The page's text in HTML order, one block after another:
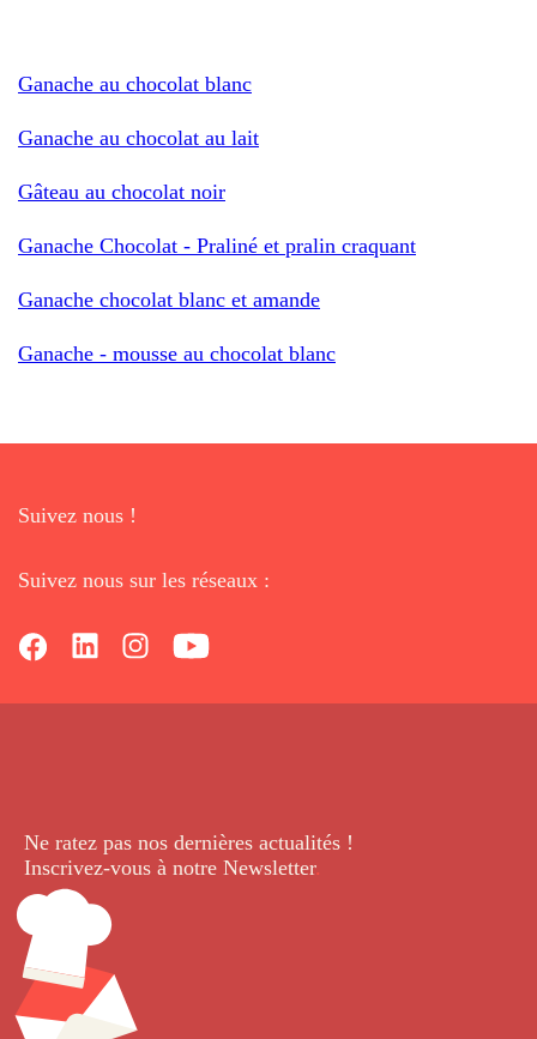
Ganache au chocolat blanc
Ganache au chocolat au lait
Gâteau au chocolat noir
Ganache Chocolat - Praliné et pralin craquant
Ganache chocolat blanc et amande
Ganache - mousse au chocolat blanc
Suivez nous !
Suivez nous sur les réseaux :
Ne ratez pas nos dernières actualités !
Inscrivez-vous à notre Newsletter.